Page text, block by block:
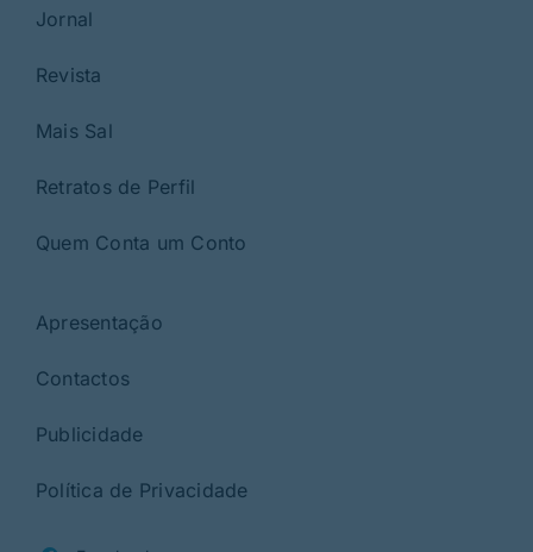
Jornal
Revista
Mais Sal
Retratos de Perfil
Quem Conta um Conto
Apresentação
Contactos
Publicidade
Política de Privacidade